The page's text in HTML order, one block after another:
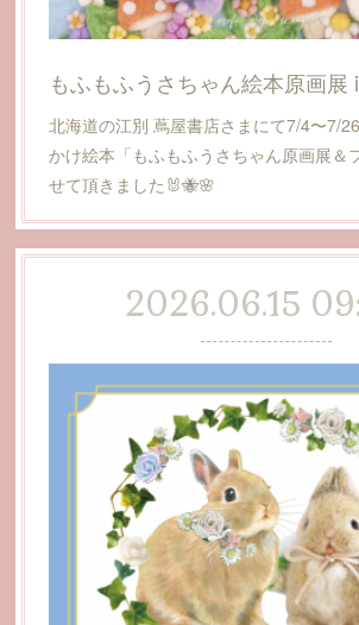
北海道の江別 蔦屋書店さまにて7/4〜7/
かけ絵本「もふもふうさちゃん原画展＆
せて頂きました🐰🐝🌸
2026.06.15